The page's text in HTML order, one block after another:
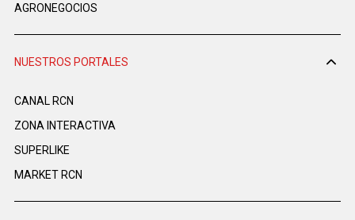
AGRONEGOCIOS
NUESTROS PORTALES
CANAL RCN
ZONA INTERACTIVA
SUPERLIKE
MARKET RCN